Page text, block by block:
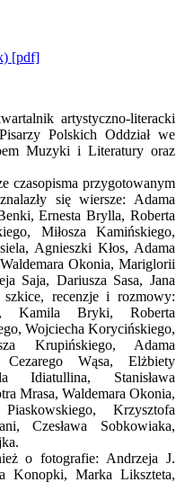
[pdf]
artystyczno-literacki
Polskich Oddział we
Muzyki i Literatury oraz
czasopisma przygotowanym
się wiersze: Adama
Ernesta Brylla, Roberta
Miłosza Kamińskiego,
Agnieszki Kłos, Adama
Okonia, Mariglorii
Saja, Dariusza Sasa, Jana
szkice, recenzje i rozmowy:
Kamila Bryki, Roberta
Wojciecha Korycińskiego,
Krupińskiego, Adama
Wąsa, Elżbiety
Idiatullina, Stanisława
Mrasa, Waldemara Okonia,
Krzysztofa
Czesława Sobkowiaka,
o fotografie: Andrzeja J.
Konopki, Marka Likszteta,